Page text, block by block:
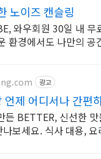
노이즈 캔슬링
와우회원 30일 내 무
환경에서도 나만의 공
광고
언제 어디서나 간편
든 BETTER, 신선한
보세요. 식사 대용,